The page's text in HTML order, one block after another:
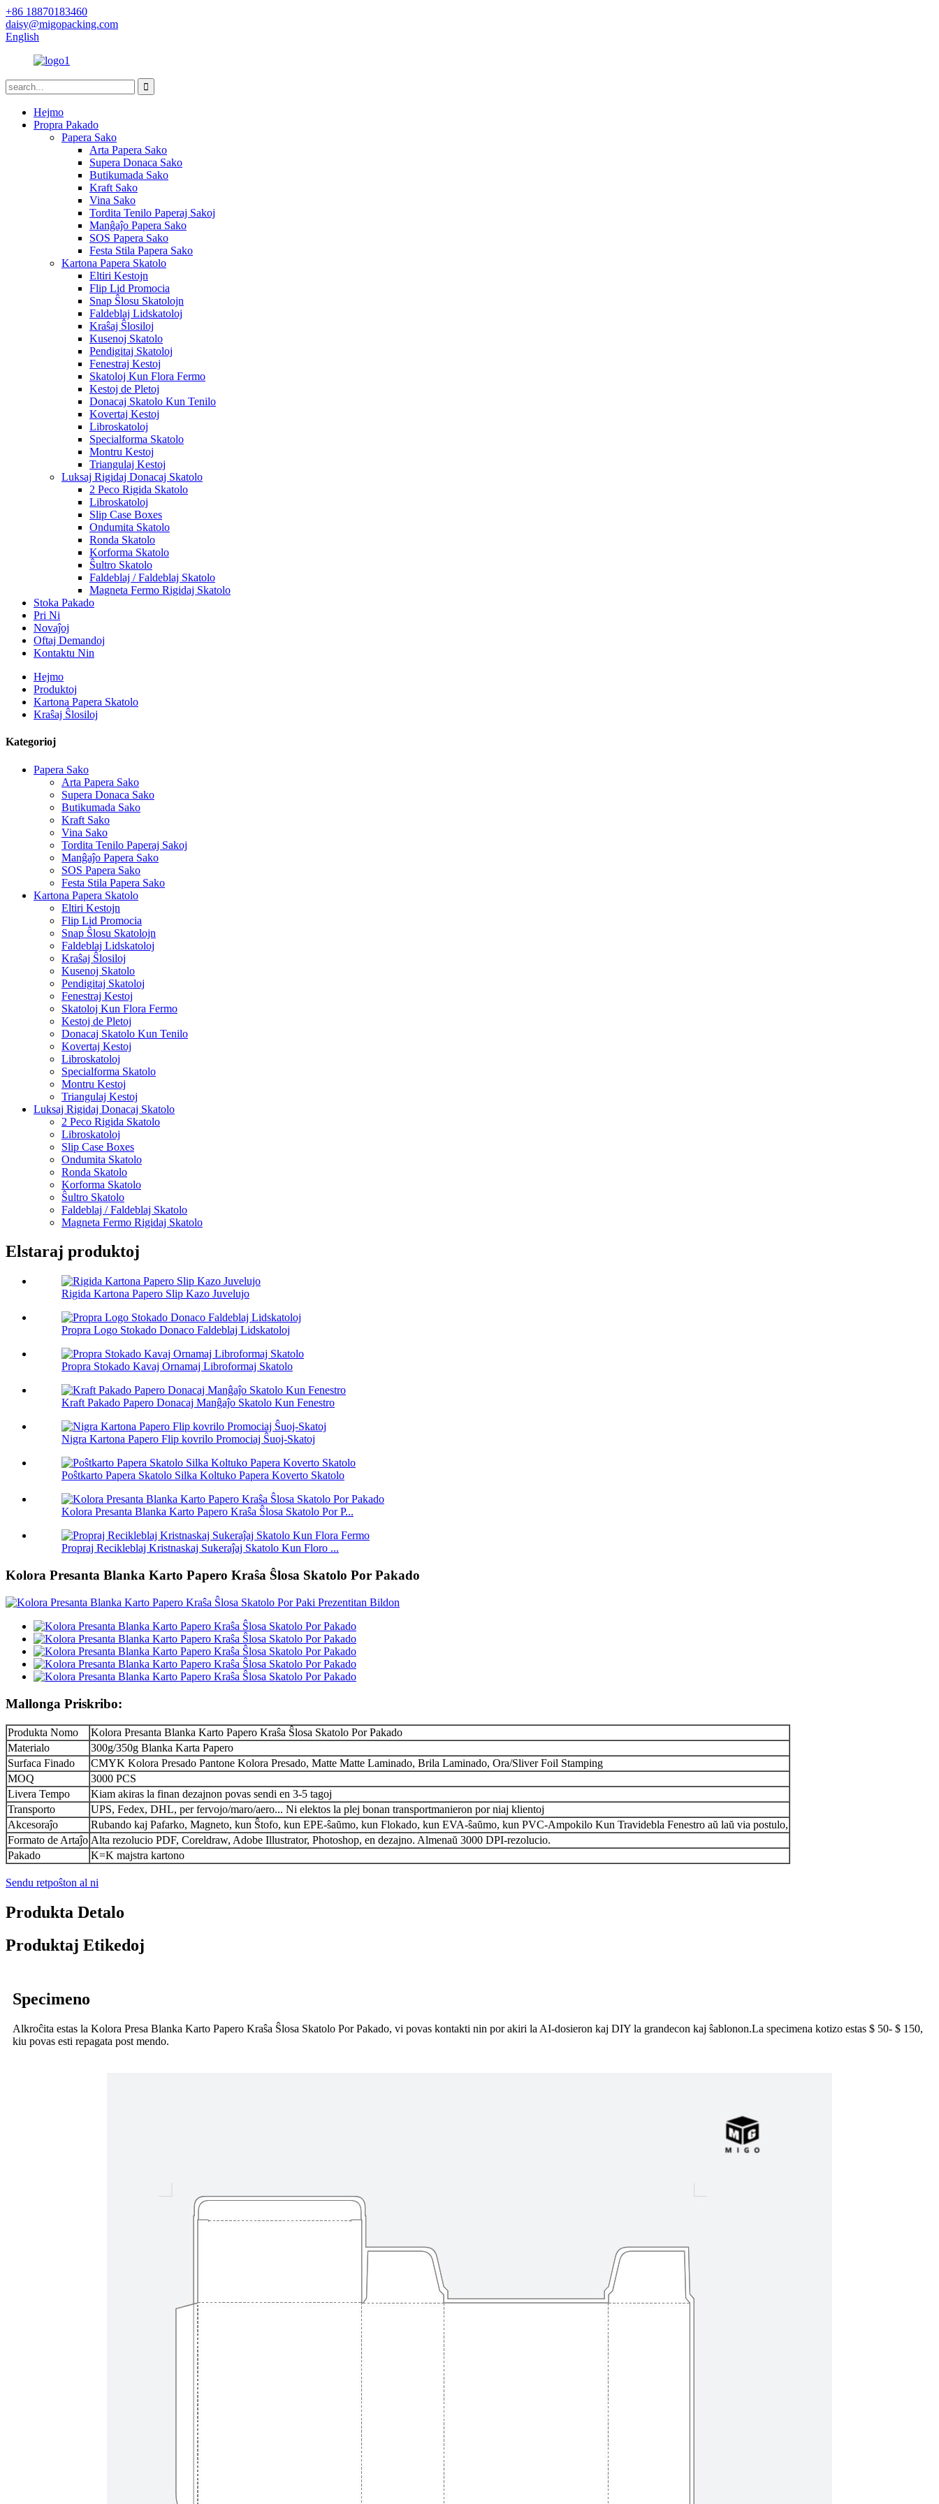
+86 18870183460
daisy@migopacking.com
English
Hejmo
Propra Pakado
Papera Sako
Arta Papera Sako
Supera Donaca Sako
Butikumada Sako
Kraft Sako
Vina Sako
Tordita Tenilo Paperaj Sakoj
Manĝaĵo Papera Sako
SOS Papera Sako
Festa Stila Papera Sako
Kartona Papera Skatolo
Eltiri Kestojn
Flip Lid Promocia
Snap Ŝlosu Skatolojn
Faldeblaj Lidskatoloj
Kraŝaj Ŝlosiloj
Kusenoj Skatolo
Pendigitaj Skatoloj
Fenestraj Kestoj
Skatoloj Kun Flora Fermo
Kestoj de Pletoj
Donacaj Skatolo Kun Tenilo
Kovertaj Kestoj
Libroskatoloj
Specialforma Skatolo
Montru Kestoj
Triangulaj Kestoj
Luksaj Rigidaj Donacaj Skatolo
2 Peco Rigida Skatolo
Libroskatoloj
Slip Case Boxes
Ondumita Skatolo
Ronda Skatolo
Korforma Skatolo
Ŝultro Skatolo
Faldeblaj / Faldeblaj Skatolo
Magneta Fermo Rigidaj Skatolo
Stoka Pakado
Pri Ni
Novaĵoj
Oftaj Demandoj
Kontaktu Nin
Hejmo
Produktoj
Kartona Papera Skatolo
Kraŝaj Ŝlosiloj
Kategorioj
Papera Sako
Arta Papera Sako
Supera Donaca Sako
Butikumada Sako
Kraft Sako
Vina Sako
Tordita Tenilo Paperaj Sakoj
Manĝaĵo Papera Sako
SOS Papera Sako
Festa Stila Papera Sako
Kartona Papera Skatolo
Eltiri Kestojn
Flip Lid Promocia
Snap Ŝlosu Skatolojn
Faldeblaj Lidskatoloj
Kraŝaj Ŝlosiloj
Kusenoj Skatolo
Pendigitaj Skatoloj
Fenestraj Kestoj
Skatoloj Kun Flora Fermo
Kestoj de Pletoj
Donacaj Skatolo Kun Tenilo
Kovertaj Kestoj
Libroskatoloj
Specialforma Skatolo
Montru Kestoj
Triangulaj Kestoj
Luksaj Rigidaj Donacaj Skatolo
2 Peco Rigida Skatolo
Libroskatoloj
Slip Case Boxes
Ondumita Skatolo
Ronda Skatolo
Korforma Skatolo
Ŝultro Skatolo
Faldeblaj / Faldeblaj Skatolo
Magneta Fermo Rigidaj Skatolo
Elstaraj produktoj
Rigida Kartona Papero Slip Kazo Juvelujo
Propra Logo Stokado Donaco Faldeblaj Lidskatoloj
Propra Stokado Kavaj Ornamaj Libroformaj Skatolo
Kraft Pakado Papero Donacaj Manĝaĵo Skatolo Kun Fenestro
Nigra Kartona Papero Flip kovrilo Promociaj Ŝuoj-Skatoj
Poŝtkarto Papera Skatolo Silka Koltuko Papera Koverto Skatolo
Kolora Presanta Blanka Karto Papero Kraŝa Ŝlosa Skatolo Por P...
Propraj Recikleblaj Kristnaskaj Sukeraĵaj Skatolo Kun Floro ...
Kolora Presanta Blanka Karto Papero Kraŝa Ŝlosa Skatolo Por Pakado
Mallonga Priskribo:
Produkta Nomo
Kolora Presanta Blanka Karto Papero Kraŝa Ŝlosa Skatolo Por Pakado
Materialo
300g/350g Blanka Karta Papero
Surfaca Finado
CMYK Kolora Presado Pantone Kolora Presado, Matte Matte Laminado, Brila Laminado, Ora/Sliver Foil Stamping
MOQ
3000 PCS
Livera Tempo
Kiam akiras la finan dezajnon povas sendi en 3-5 tagoj
Transporto
UPS, Fedex, DHL, per fervojo/maro/aero... Ni elektos la plej bonan transportmanieron por niaj klientoj
Akcesoraĵo
Rubando kaj Pafarko, Magneto, kun Ŝtofo, kun EPE-ŝaŭmo, kun Flokado, kun EVA-ŝaŭmo, kun PVC-Ampokilo Kun Travidebla Fenestro aŭ laŭ via postulo,
Formato de Artaĵo Alta rezolucio PDF, Coreldraw, Adobe Illustrator, Photoshop, en dezajno. Almenaŭ 3000 DPI-rezolucio.
Pakado
K=K majstra kartono
Sendu retpoŝton al ni
Produkta Detalo
Produktaj Etikedoj
Specimeno
Alkroĉita estas la Kolora Presa Blanka Karto Papero Kraŝa Ŝlosa Skatolo Por Pakado, vi povas kontakti nin por akiri la AI-dosieron kaj DIY la grandecon kaj ŝablonon.La specimena kotizo estas $ 50- $ 150,
kiu povas esti repagata post mendo.